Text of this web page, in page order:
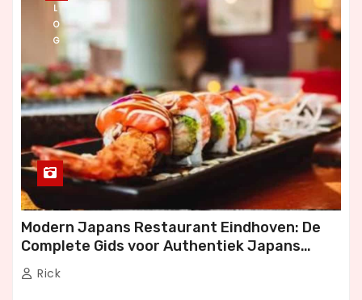
L
O
G
Modern Japans Restaurant Eindhoven: De
Complete Gids voor Authentiek Japans
Dineren
Rick